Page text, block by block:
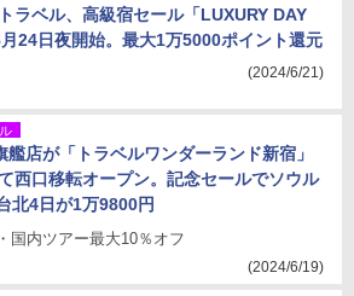
ラベル、高級宿セール「LUXURY DAY
24日夜開始。最大1万5000ポイント還元
(2024/6/21)
艦店が「トラベルワンダーランド新宿」
西口移転オープン。記念セールでソウル
北4日が1万9800円
国内ツアー最大10％オフ
(2024/6/19)